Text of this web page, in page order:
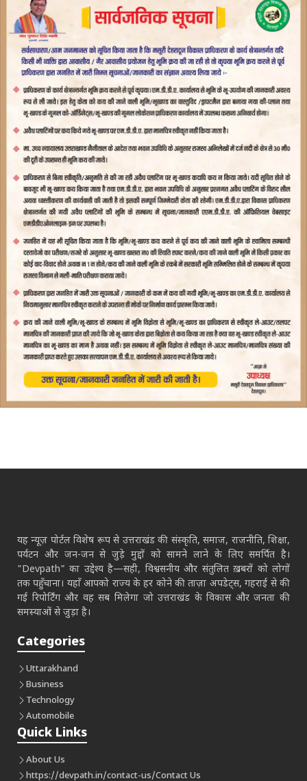
यह न्यूज़ पोर्टल विशेष रूप से उत्तराखंड की संस्कृति, समाज, राजनीति, शिक्षा,
पर्यटन और जन-जन से जुड़े मुद्दों को सामने लाने के लिए समर्पित है।
"Devpath" का उद्देश्य है—सही, विश्वसनीय और संतुलित ख़बरों को लोगों
तक पहुँचाना। यहाँ आपको राज्य के हर कोने की ताज़ा अपडेट्स, गहराई से की
गई रिपोर्टिंग और वह सब मिलेगा जो उत्तराखंड के विकास और जनता की
समस्याओं से जुड़ा है।
Categories
Uttarakhand
Business
Technology
Automobile
Quick Links
About Us
https://devpath.in/contact-us/Contact Us